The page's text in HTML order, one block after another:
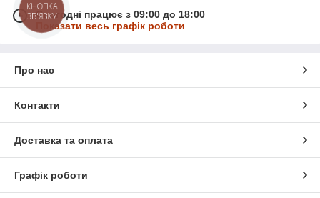
Сьогодні працює з 09:00 до 18:00
Показати весь графік роботи
Про нас
Контакти
Доставка та оплата
Графік роботи
КНОПКА
ЗВ'ЯЗКУ